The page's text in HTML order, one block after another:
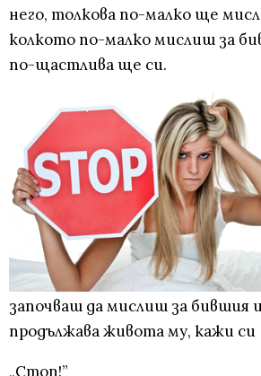
него, толкова по-малко ще
колкото по-малко мислиш за
по-щастлива ще си.
започваш да мислиш за бившия
продължава живота му, кажи си
„Стоп!”